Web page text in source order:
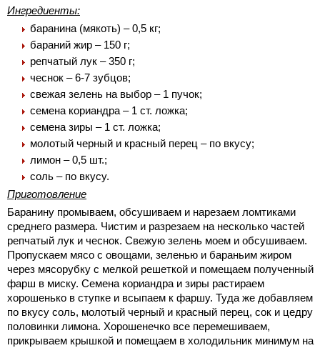
Ингредиенты:
баранина (мякоть) – 0,5 кг;
бараний жир – 150 г;
репчатый лук – 350 г;
чеснок – 6-7 зубцов;
свежая зелень на выбор – 1 пучок;
семена кориандра – 1 ст. ложка;
семена зиры – 1 ст. ложка;
молотый черный и красный перец – по вкусу;
лимон – 0,5 шт.;
соль – по вкусу.
Приготовление
Баранину промываем, обсушиваем и нарезаем ломтиками
среднего размера. Чистим и разрезаем на несколько частей
репчатый лук и чеснок. Свежую зелень моем и обсушиваем.
Пропускаем мясо с овощами, зеленью и бараньим жиром
через мясорубку с мелкой решеткой и помещаем полученный
фарш в миску. Семена кориандра и зиры растираем
хорошенько в ступке и всыпаем к фаршу. Туда же добавляем
по вкусу соль, молотый черный и красный перец, сок и цедру
половинки лимона. Хорошенечко все перемешиваем,
прикрываем крышкой и помещаем в холодильник минимум на